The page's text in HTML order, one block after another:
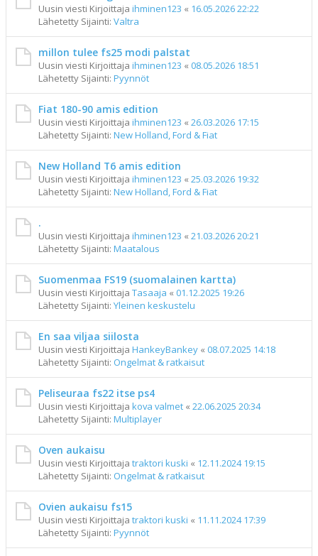
Uusin viesti Kirjoittaja ihminen123 « 16.05.2026 22:22
Lähetetty Sijainti: Valtra
millon tulee fs25 modi palstat
Uusin viesti Kirjoittaja ihminen123 « 08.05.2026 18:51
Lähetetty Sijainti: Pyynnöt
Fiat 180-90 amis edition
Uusin viesti Kirjoittaja ihminen123 « 26.03.2026 17:15
Lähetetty Sijainti: New Holland, Ford & Fiat
New Holland T6 amis edition
Uusin viesti Kirjoittaja ihminen123 « 25.03.2026 19:32
Lähetetty Sijainti: New Holland, Ford & Fiat
.
Uusin viesti Kirjoittaja ihminen123 « 21.03.2026 20:21
Lähetetty Sijainti: Maatalous
Suomenmaa FS19 (suomalainen kartta)
Uusin viesti Kirjoittaja Tasaaja « 01.12.2025 19:26
Lähetetty Sijainti: Yleinen keskustelu
En saa viljaa siilosta
Uusin viesti Kirjoittaja HankeyBankey « 08.07.2025 14:18
Lähetetty Sijainti: Ongelmat & ratkaisut
Peliseuraa fs22 itse ps4
Uusin viesti Kirjoittaja kova valmet « 22.06.2025 20:34
Lähetetty Sijainti: Multiplayer
Oven aukaisu
Uusin viesti Kirjoittaja traktori kuski « 12.11.2024 19:15
Lähetetty Sijainti: Ongelmat & ratkaisut
Ovien aukaisu fs15
Uusin viesti Kirjoittaja traktori kuski « 11.11.2024 17:39
Lähetetty Sijainti: Pyynnöt